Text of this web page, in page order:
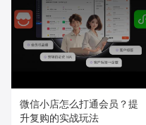
微信小店怎么打通会员？提
升复购的实战玩法